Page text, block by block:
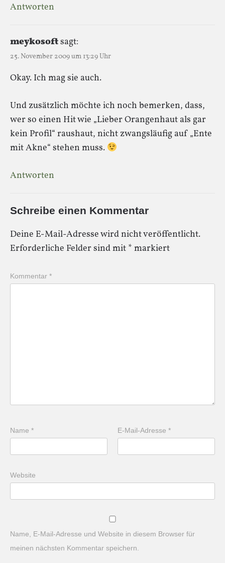
Antworten
meykosoftsagt:
25. November 2009 um 13:29 Uhr
Okay. Ich mag sie auch.
Und zusätzlich möchte ich noch bemerken, dass,
wer so einen Hit wie „Lieber Orangenhaut als gar
kein Profil“ raushaut, nicht zwangsläufig auf „Ente
mit Akne“ stehen muss.
Antworten
Schreibe einen Kommentar
Deine E-Mail-Adresse wird nicht veröffentlicht.
Erforderliche Felder sind mit * markiert
Kommentar *
Name * E-Mail-Adresse*
Website
Name, E-Mail-Adresse und Website in diesem Browser für
meinen nächsten Kommentar speichern.